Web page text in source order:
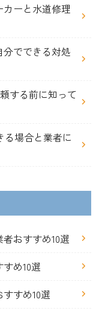
カーと水道修理
でできる対処
する前に知って
る場合と業者に
おすすめ10選
め10選
すめ10選